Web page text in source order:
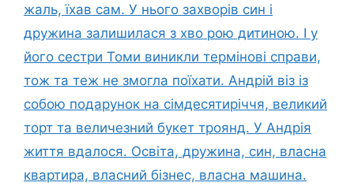
жаль, їхав сам. У нього захворів син і
дружина залишилася з хво рою дитиною. І у
його сестри Томи виникли термінові справи,
тож та теж не змогла поїхати. Андрій віз із
собою подарунок на сімдесятиріччя, великий
торт та величезний букет троянд. У Андрія
життя вдалося. Освіта, дружина, син, власна
квартира, власний бізнес, власна машина.